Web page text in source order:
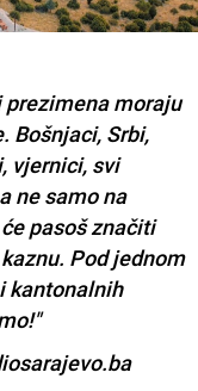
prezimena moraju
Bošnjaci, Srbi,
vjernici, svi
ne samo na
pasoš značiti
Pod jednom
kantonalnih